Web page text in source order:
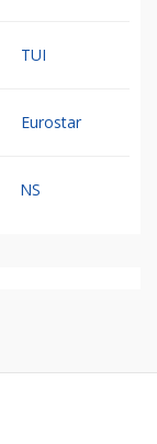
TUI
Eurostar
NS